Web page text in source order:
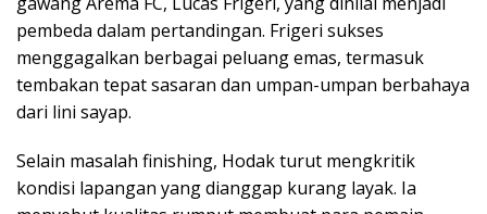
pembeda dalam pertandingan. Frigeri sukses
menggagalkan berbagai peluang emas, termasuk
tembakan tepat sasaran dan umpan-umpan berbahaya
dari lini sayap.
Selain masalah finishing, Hodak turut mengkritik
kondisi lapangan yang dianggap kurang layak. Ia